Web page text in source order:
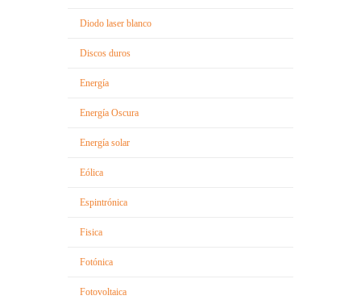
Diodo laser blanco
Discos duros
Energía
Energía Oscura
Energía solar
Eólica
Espintrónica
Fisica
Fotónica
Fotovoltaica